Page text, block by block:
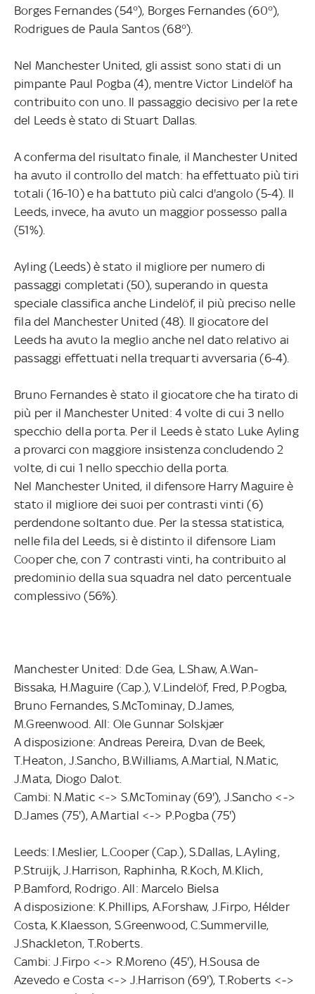
Borges Fernandes (54°), Borges Fernandes (60°),
Rodrigues de Paula Santos (68°).
Nel Manchester United, gli assist sono stati di un
pimpante Paul Pogba (4), mentre Victor Lindelöf ha
contribuito con uno. Il passaggio decisivo per la rete
del Leeds è stato di Stuart Dallas.
A conferma del risultato finale, il Manchester United
ha avuto il controllo del match: ha effettuato più tiri
totali (16-10) e ha battuto più calci d'angolo (5-4). Il
Leeds, invece, ha avuto un maggior possesso palla
(51%).
Ayling (Leeds) è stato il migliore per numero di
passaggi completati (50), superando in questa
speciale classifica anche Lindelöf, il più preciso nelle
fila del Manchester United (48). Il giocatore del
Leeds ha avuto la meglio anche nel dato relativo ai
passaggi effettuati nella trequarti avversaria (6-4).
Bruno Fernandes è stato il giocatore che ha tirato di
più per il Manchester United: 4 volte di cui 3 nello
specchio della porta. Per il Leeds è stato Luke Ayling
a provarci con maggiore insistenza concludendo 2
volte, di cui 1 nello specchio della porta.
Nel Manchester United, il difensore Harry Maguire è
stato il migliore dei suoi per contrasti vinti (6)
perdendone soltanto due. Per la stessa statistica,
nelle fila del Leeds, si è distinto il difensore Liam
Cooper che, con 7 contrasti vinti, ha contribuito al
predominio della sua squadra nel dato percentuale
complessivo (56%).
Manchester United: D.de Gea, L.Shaw, A.Wan-
Bissaka, H.Maguire (Cap.), V.Lindelöf, Fred, P.Pogba,
Bruno Fernandes, S.McTominay, D.James,
M.Greenwood. All: Ole Gunnar Solskjær
A disposizione: Andreas Pereira, D.van de Beek,
T.Heaton, J.Sancho, B.Williams, A.Martial, N.Matic,
J.Mata, Diogo Dalot.
Cambi: N.Matic <-> S.McTominay (69'), J.Sancho <->
D.James (75'), A.Martial <-> P.Pogba (75')
Leeds: I.Meslier, L.Cooper (Cap.), S.Dallas, L.Ayling,
P.Struijk, J.Harrison, Raphinha, R.Koch, M.Klich,
P.Bamford, Rodrigo. All: Marcelo Bielsa
A disposizione: K.Phillips, A.Forshaw, J.Firpo, Hélder
Costa, K.Klaesson, S.Greenwood, C.Summerville,
J.Shackleton, T.Roberts.
Cambi: J.Firpo <-> R.Moreno (45'), H.Sousa de
Azevedo e Costa <-> J.Harrison (69'), T.Roberts <->